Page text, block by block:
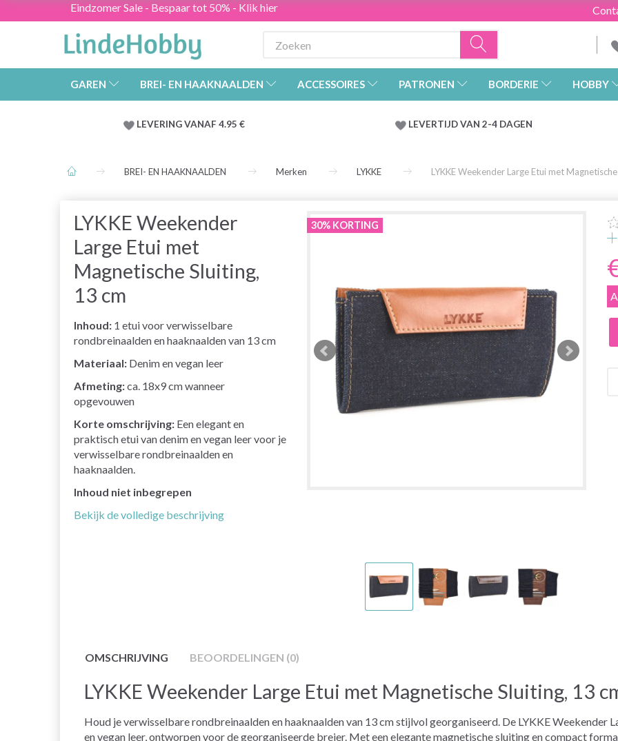
Eindzomer Sale - Bespaar tot 50% - Klik hier
GAREN BREI- EN HAAKNAALDEN ACCESSOIRES PATRONEN BORDERIE HOBBY
LEVERING VANAF 4.95 € LEVERTIJD VAN 2-4 DAGEN
BREI- EN HAAKNAALDEN Merken LYKKE LYKKE Weekender Large Etui met
LYKKE Weekender
Large Etui met
Magnetische Sluiting,
13 cm
Inhoud: 1 etui voor verwisselbare
rondbreinaalden en haaknaalden van 13 cm
Materiaal: Denim en vegan leer
Afmeting:ca. 18x9 cm wanneer
opgevouwen
Korte omschrijving: Een elegant en
praktisch etui van denim en vegan leer voor je
verwisselbare rondbreinaalden en
haaknaalden.
Inhoud niet inbegrepen
Bekijk de volledige beschrijving
30% KORTING
OMSCHRIJVING BEOORDELINGEN (0)
LYKKE Weekender Large Etui met Magnetische Sluiting, 13
Houd je verwisselbare rondbreinaalden en haaknaalden van 13 cm stijlvol georganiseerd. De LYKKE Weekender
en vegan leer, ontworpen voor de georganiseerde breier. Met een elegante magnetische sluiting en compact